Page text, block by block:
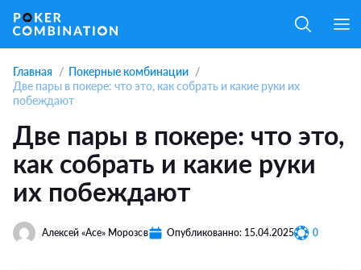
Главная
Покерные комбинации
Две пары в покере: что это, как собрать и какие руки их
побеждают
Две пары в покере: что это,
как собрать и какие руки
их побеждают
Алексей «Ace» Морозов Опубликованно: 15.04.2025 0